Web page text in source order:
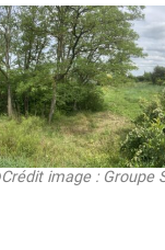
Crédit image : Groupe